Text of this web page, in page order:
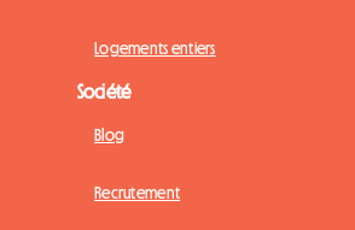
Logements entiers
Société
Blog
Recrutement